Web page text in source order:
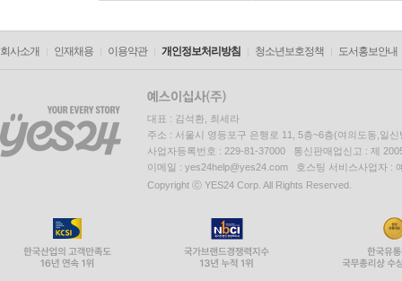
회사소개 인재채용 이용약관 개인정보처리방침 청소년보호정책 도서홍보안내
대표 : 김석환, 최세라
주소 : 서울시 영등포구 은행로 11, 5층~6층(여의도동,일신
사업자등록번호 : 229-81-37000 통신판매업신고 : 제
이메일 : yes24help@yes24.com 호스팅 서비스사업자 :
Copyright ⓒ YES24 Corp. All Rights Reserved.